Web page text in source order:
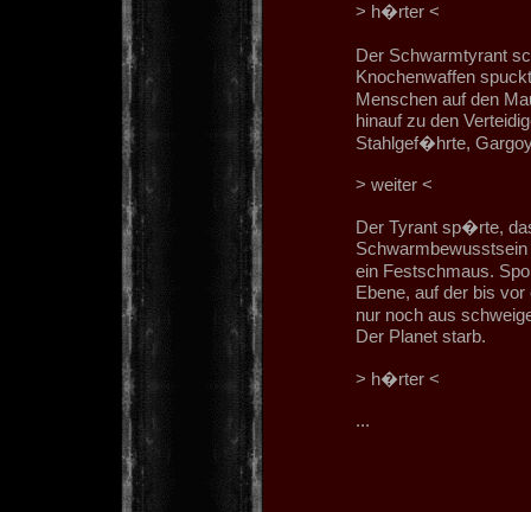
> h�rter <
Der Schwarmtyrant
Knochenwaffen
Menschen auf den
hinauf zu den
Stahlgef�hrte,
> weiter <
Der Tyrant sp�rte,
ein Festschmaus.
Ebene, auf der bis
nur noch aus
Der Planet starb.
> h�rter <
...